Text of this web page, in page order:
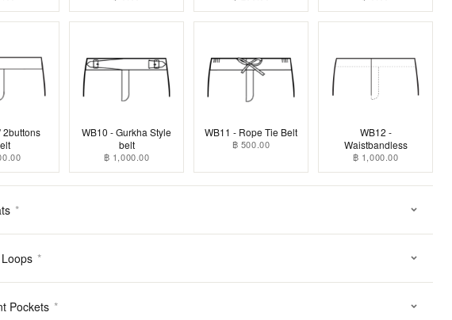
2buttons
WB10 - Gurkha Style
belt
฿ 1,000.00
WB11 - Rope Tie Belt
฿ 500.00
WB12 -
Waistbandless
฿ 1,000.00
*
*
Pockets *